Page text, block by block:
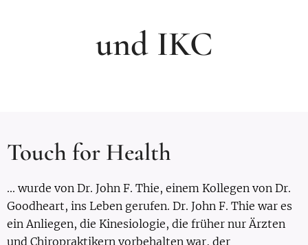
und IKC
Touch for Health
... wurde von Dr. John F. Thie, einem Kollegen von Dr.
Goodheart, ins Leben gerufen. Dr. John F. Thie war es
ein Anliegen, die Kinesiologie, die früher nur Ärzten
und Chiropraktikern vorbehalten war, der